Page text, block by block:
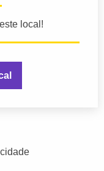
local!